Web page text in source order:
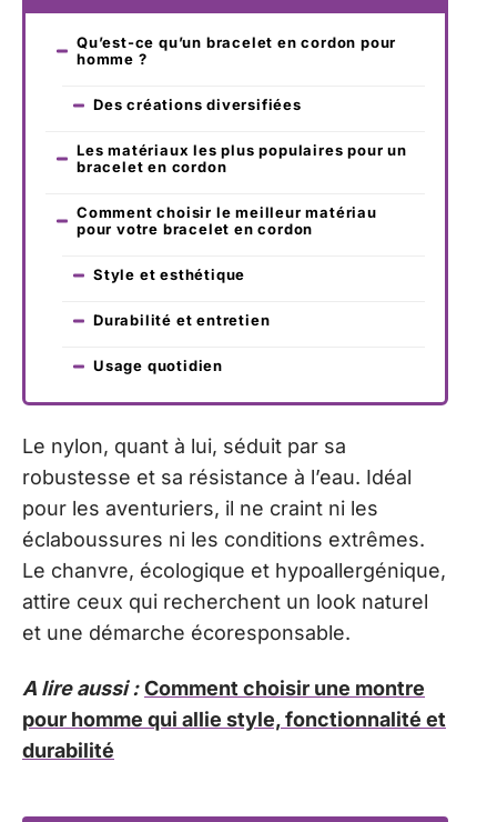
Qu’est-ce qu’un bracelet en cordon pour
homme ?
Des créations diversifiées
Les matériaux les plus populaires pour un
bracelet en cordon
Comment choisir le meilleur matériau
pour votre bracelet en cordon
Style et esthétique
Durabilité et entretien
Usage quotidien
Le nylon, quant à lui, séduit par sa
robustesse et sa résistance à l’eau. Idéal
pour les aventuriers, il ne craint ni les
éclaboussures ni les conditions extrêmes.
Le chanvre, écologique et hypoallergénique,
attire ceux qui recherchent un look naturel
et une démarche écoresponsable.
A lire aussi : Comment choisir une montre
pour homme qui allie style, fonctionnalité et
durabilité